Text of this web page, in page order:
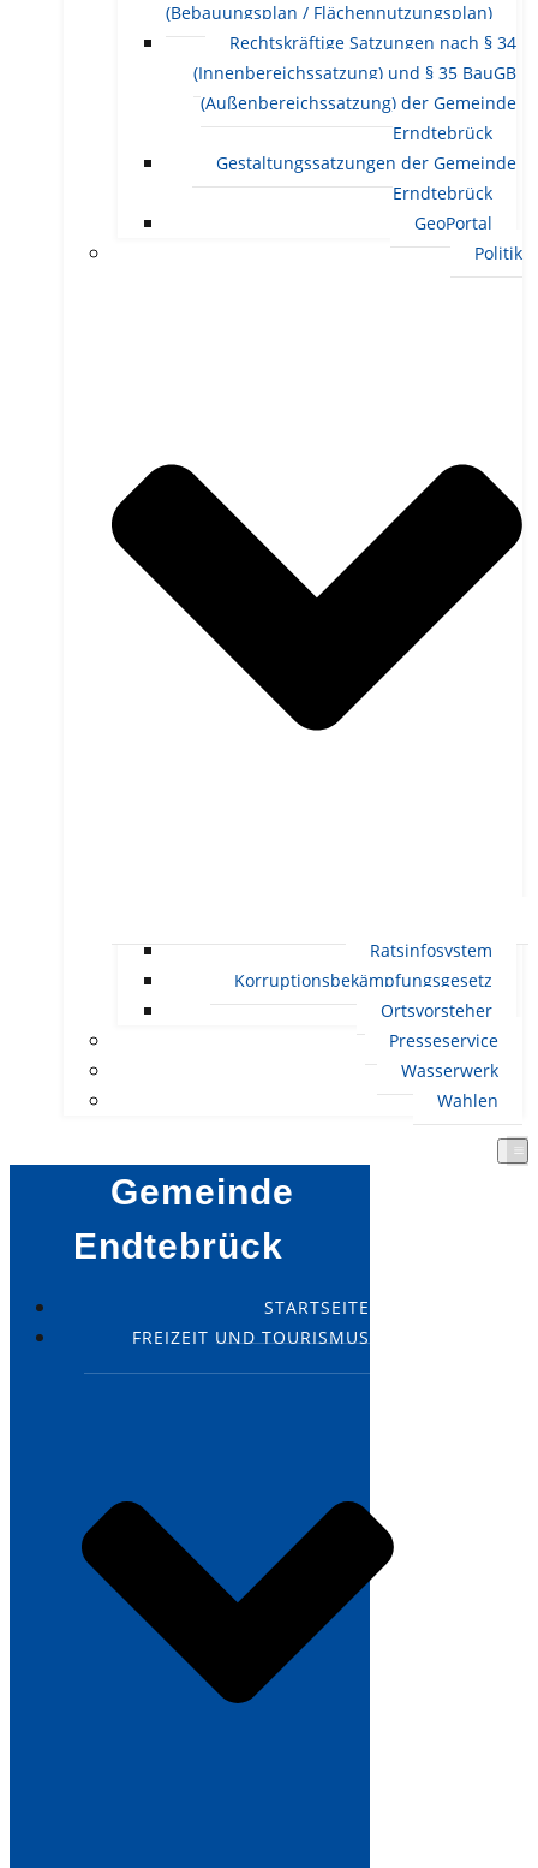
(Bebauungsplan / Flächennutzungsplan)
Rechtskräftige Satzungen nach § 34
(Innenbereichssatzung) und § 35 BauGB
(Außenbereichssatzung) der Gemeinde
Erndtebrück
Gestaltungssatzungen der Gemeinde
Erndtebrück
GeoPortal
Politik
Ratsinfosystem
Korruptionsbekämpfungsgesetz
Ortsvorsteher
Presseservice
Wasserwerk
Wahlen
Gemeinde
Endtebrück
STARTSEITE
FREIZEIT UND TOURISMUS